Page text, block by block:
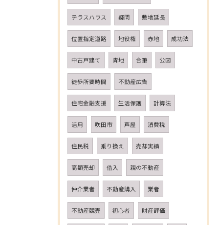
テラスハウス 疑問 敷地延長
位置指定道路 地役権 赤地 成功法
中古戸建て 青地 合筆 公図
徒歩所要時間 不動産広告
住宅金融支援 生活保護 計算法
活用 吹田市 芦屋 消費税
住民税 乗り換え 売却実績
高額売却 借入 親の不動産
仲介業者 不動産購入 業者
不動産競売 初心者 財産評価